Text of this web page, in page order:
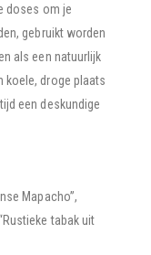
doses om je
gebruikt worden
als een natuurlijk
koele, droge plaats
een deskundige
Mapacho”,
tabak uit